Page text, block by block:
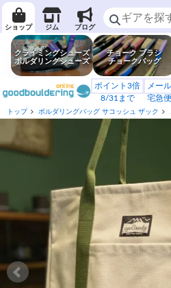
ショップ ジム ブログ
クライミングシューズ
ボルダリングシューズ
チョーク ブラシ
チョークバッグ
ポイント3倍
8/31まで
メー
宅急
トップ ボルダリングバッグ サコッシュ ザック